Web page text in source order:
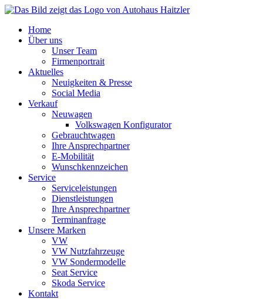
Zum
springenHome
Über uns
Unser Team
Firmenportrait
Aktuelles
Neuigkeiten & Presse
Social Media
Verkauf
Neuwagen
Volkswagen Konfigurator
Gebrauchtwagen
Ihre Ansprechpartner
E-Mobilität
Wunschkennzeichen
Service
Serviceleistungen
Dienstleistungen
Ihre Ansprechpartner
Terminanfrage
Unsere Marken
VW
VW Nutzfahrzeuge
VW Sondermodelle
Seat Service
Skoda Service
Kontakt